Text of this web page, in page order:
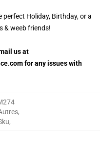
perfect Holiday, Birthday, or a
& weeb friends!
us at
for any issues with
,
,